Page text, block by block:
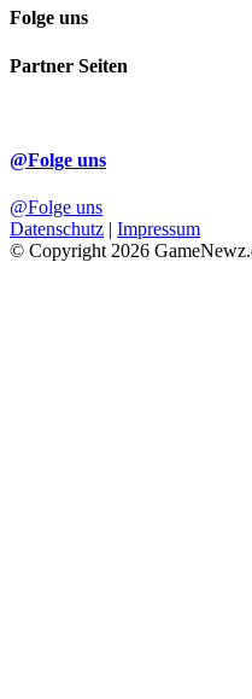
Folge uns
Partner Seiten
@Folge uns
@Folge uns
Datenschutz | Impressum
© Copyright 2026